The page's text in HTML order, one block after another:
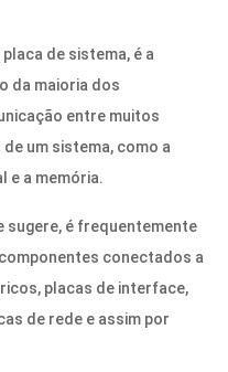
de sistema, é a
da maioria dos
entre muitos
um sistema, como a
e a memória.
sugere, é frequentemente
conectados a
placas de interface,
de rede e assim por